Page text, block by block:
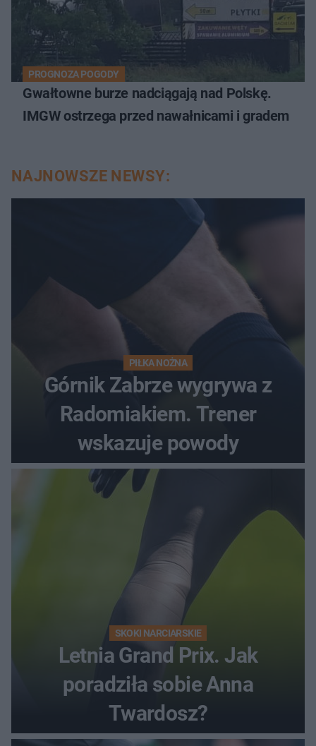
PROGNOZA POGODY
Gwałtowne burze nadciągają nad Polskę.
IMGW ostrzega przed nawałnicami i gradem
NAJNOWSZE NEWSY:
PIŁKA NOŻNA
Górnik Zabrze wygrywa z
Radomiakiem. Trener
wskazuje powody
SKOKI NARCIARSKIE
Letnia Grand Prix. Jak
poradziła sobie Anna
Twardosz?